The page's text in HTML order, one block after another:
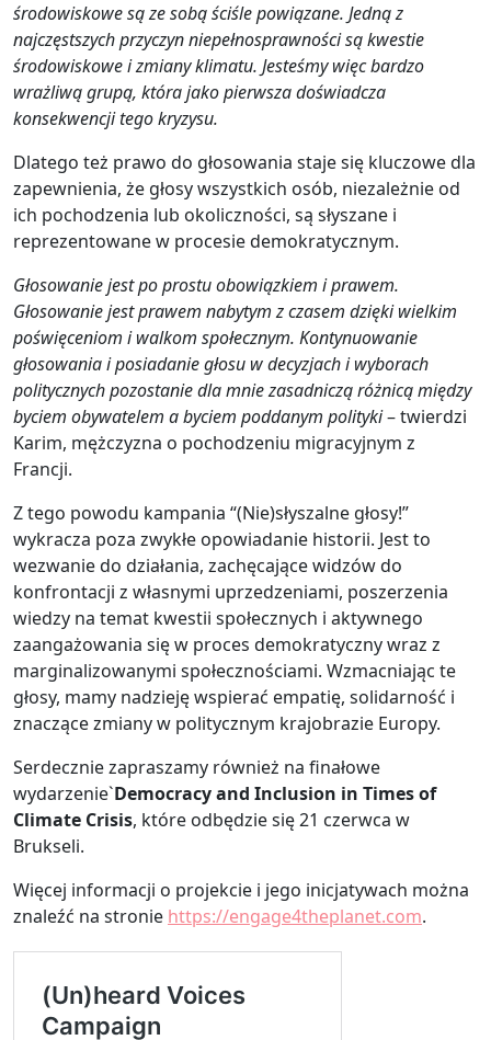
środowiskowe są ze sobą ściśle powiązane. Jedną z
najczęstszych przyczyn niepełnosprawności są kwestie
środowiskowe i zmiany klimatu. Jesteśmy więc bardzo
wrażliwą grupą, która jako pierwsza doświadcza
konsekwencji tego kryzysu.
Dlatego też prawo do głosowania staje się kluczowe dla
zapewnienia, że głosy wszystkich osób, niezależnie od
ich pochodzenia lub okoliczności, są słyszane i
reprezentowane w procesie demokratycznym.
Głosowanie jest po prostu obowiązkiem i prawem.
Głosowanie jest prawem nabytym z czasem dzięki wielkim
poświęceniom i walkom społecznym. Kontynuowanie
głosowania i posiadanie głosu w decyzjach i wyborach
politycznych pozostanie dla mnie zasadniczą różnicą między
byciem obywatelem a byciem poddanym polityki– twierdzi
Karim, mężczyzna o pochodzeniu migracyjnym z
Francji.
Z tego powodu kampania “(Nie)słyszalne głosy!”
wykracza poza zwykłe opowiadanie historii. Jest to
wezwanie do działania, zachęcające widzów do
konfrontacji z własnymi uprzedzeniami, poszerzenia
wiedzy na temat kwestii społecznych i aktywnego
zaangażowania się w proces demokratyczny wraz z
marginalizowanymi społecznościami. Wzmacniając te
głosy, mamy nadzieję wspierać empatię, solidarność i
znaczące zmiany w politycznym krajobrazie Europy.
Serdecznie zapraszamy również na finałowe
wydarzenie`Democracy and Inclusion in Times of
Climate Crisis, które odbędzie się 21 czerwca w
Brukseli.
Więcej informacji o projekcie i jego inicjatywach można
znaleźć na stronie https://engage4theplanet.com.